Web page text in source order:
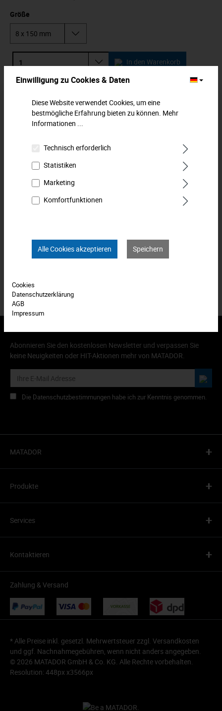
Größe
In den Warenkorb
Zum Merkzettel hinzufügen
Beschreibung
harter Schnelldreh- und weicher Feindrehzone. Besonders
Downloads
Technische Daten
Produkt FAQs
Abonnieren Sie den kostenlosen Newsletter und verpassen Sie
keine Neuigkeiten oder HIT-Aktionen mehr von MATADOR.
Die Datenschutzbestimmungen habe ich zur Kenntnis genommen.
MATADOR +
Produkte +
Services +
Kontaktieren +
Zahlung & Versand
* Alle Preise inkl. gesetzl. Mehrwertsteuer zzgl. Versandkosten
und ggf. Nachnahmegebühren, wenn nicht anders angegeben.
© 2026 MATADOR GmbH & Co. KG. Alle Rechte vorbehalten.
Resolution: 448px x3566px
Einwilligung zu Cookies & Daten
Diese Website verwendet Cookies, um eine
bestmögliche Erfahrung bieten zu können. Mehr
Informationen ...
Technisch erforderlich
Statistiken
Marketing
Komfortfunktionen
Alle Cookies akzeptieren Speichern
Cookies
Datenschutzerklärung
AGB
Impressum